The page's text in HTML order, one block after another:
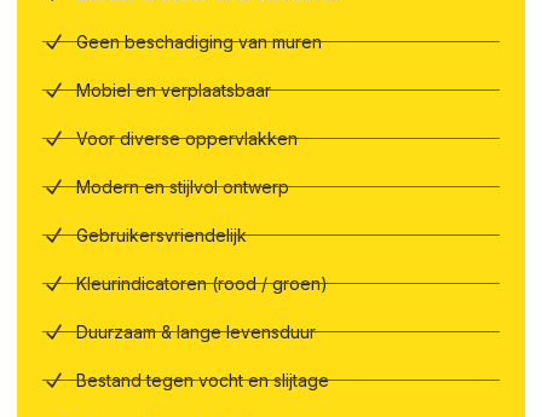
Geen beschadiging van muren
Mobiel en verplaatsbaar
Voor diverse oppervlakken
Modern en stijlvol ontwerp
Gebruikersvriendelijk
Kleurindicatoren (rood / groen)
Duurzaam & lange levensduur
Bestand tegen vocht en slijtage